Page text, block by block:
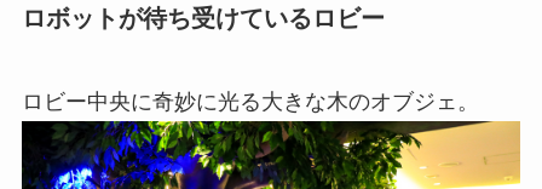
ロボットが待ち受けているロビー
ロビー中央に奇妙に光る大きな木のオブジェ。